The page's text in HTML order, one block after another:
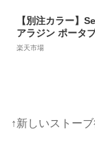
【別注カラー】
アラジン ポータ
ドア/キャンプ/お
楽天市場
↑新しいストー